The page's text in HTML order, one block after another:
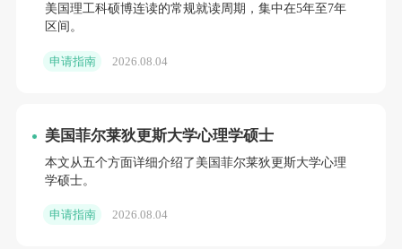
美国理工科硕博连读的常规就读周期，集中在5年至7年
区间。
申请指南 2026.08.04
美国菲尔莱狄更斯大学心理学硕士
本文从五个方面详细介绍了美国菲尔莱狄更斯大学心理
学硕士。
申请指南 2026.08.04